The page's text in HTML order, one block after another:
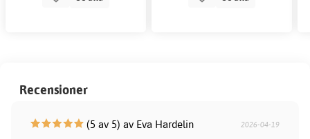
Recensioner
(5 av 5) av Eva Hardelin 2026-04-19